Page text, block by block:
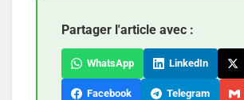
Partager l'article avec :
WhatsApp LinkedIn
Facebook Telegram